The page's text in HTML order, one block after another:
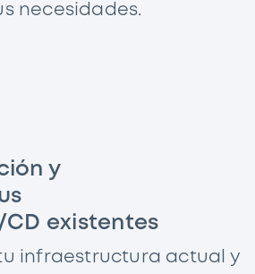
necesidades.
y
existentes
infraestructura actual y